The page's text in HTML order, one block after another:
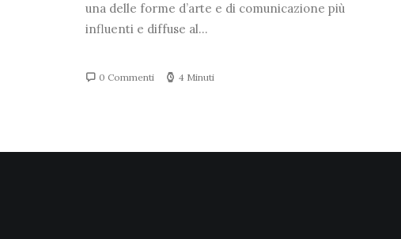
una delle forme d’arte e di comunicazione più
influenti e diffuse al…
0 Commenti 4 Minuti